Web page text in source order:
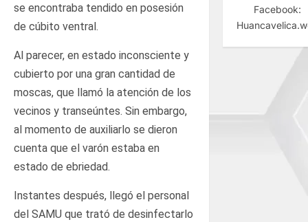
se encontraba tendido en posesión
de cúbito ventral.
Al parecer, en estado inconsciente y
cubierto por una gran cantidad de
moscas, que llamó la atención de los
vecinos y transeúntes. Sin embargo,
al momento de auxiliarlo se dieron
cuenta que el varón estaba en
estado de ebriedad.
Instantes después, llegó el personal
del SAMU que trató de desinfectarlo
Facebook: